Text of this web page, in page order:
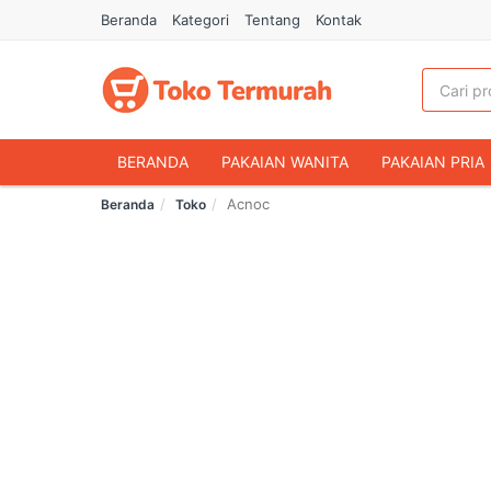
Beranda Kategori Tentang Kontak
BERANDA PAKAIAN WANITA PAKAIAN PRIA
HANDPHONE & AKSESORIS
Beranda Toko Acnoc